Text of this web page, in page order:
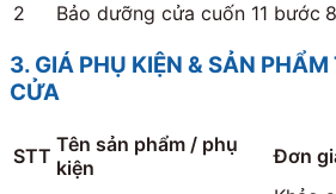
2
Bảo dưỡng cửa cuốn 11 bước
3. GIÁ PHỤ KIỆN & SẢN
CỬA
STT Tên sản phẩm / phụ
kiện
Đơn